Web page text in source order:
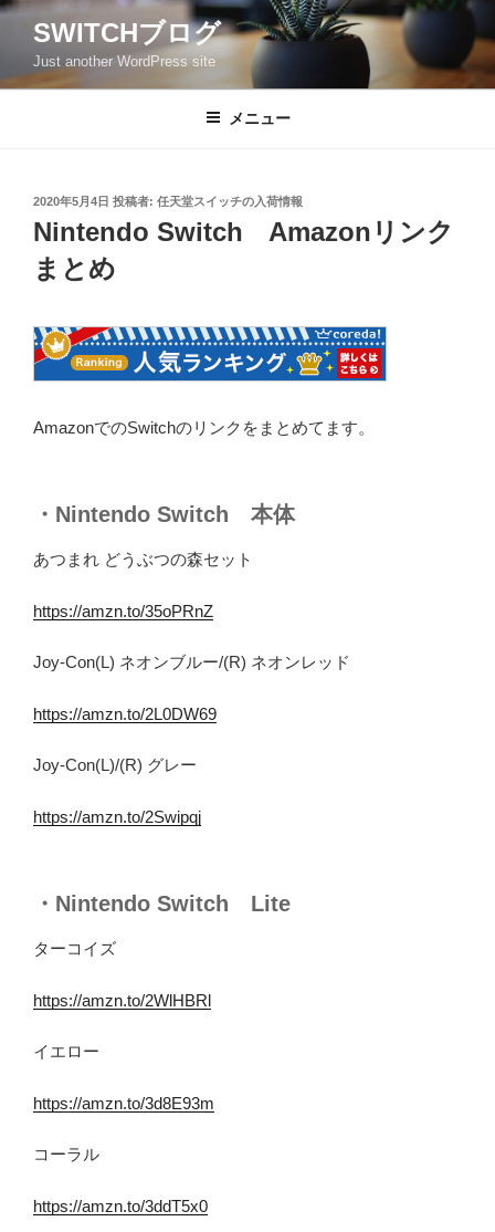
コ
ン
SWITCHブログ
Just another WordPress site
メニュー
投
稿
日:
2020年5月4日 投稿者: 任天堂スイッチの入荷情報
Nintendo Switch Amazonリンク
まとめ
AmazonでのSwitchのリンクをまとめてます。
・ Nintendo Switch 本体
あつまれ どうぶつの森セット
https://amzn.to/35oPRnZ
Joy-Con(L) ネオンブルー/(R) ネオンレッド
https://amzn.to/2L0DW69
Joy-Con(L)/(R) グレー
https://amzn.to/2Swipqj
・ Nintendo Switch Lite
ターコイズ
https://amzn.to/2WlHBRl
イエロー
https://amzn.to/3d8E93m
コーラル
https://amzn.to/3ddT5x0